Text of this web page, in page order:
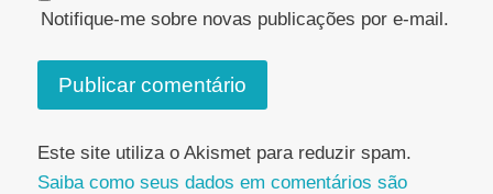
Notifique-me sobre novas publicações por e-mail.
Este site utiliza o Akismet para reduzir spam.
Saiba como seus dados em comentários são